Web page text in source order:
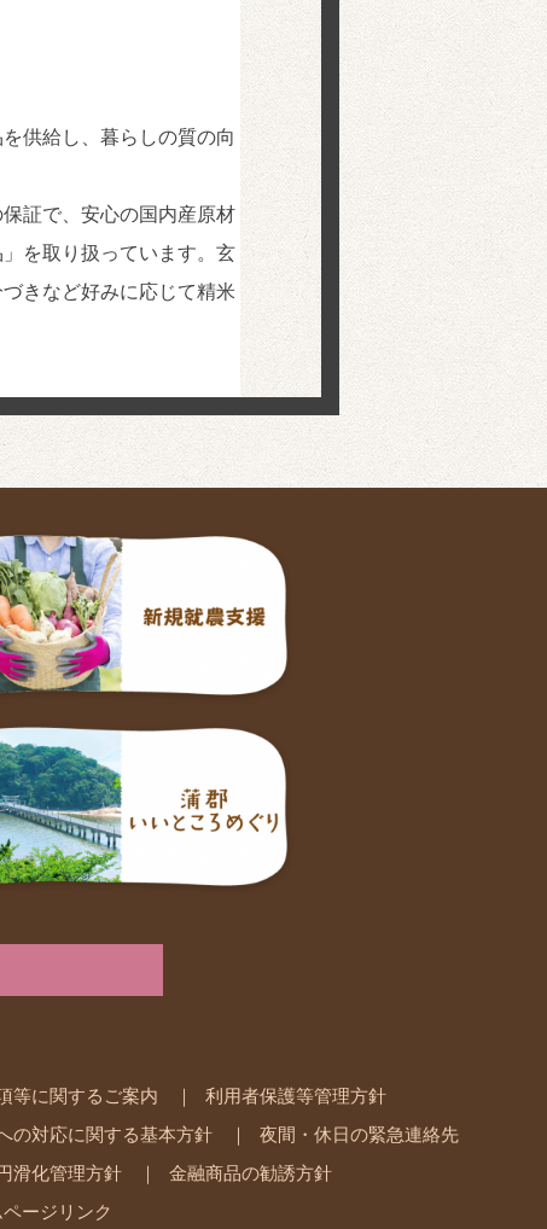
供給し、暮らしの質の向
証で、安心の国内産原材
を取り扱っています。玄
きなど好みに応じて精米
等に関するご案内 利用者保護等管理方針
の対応に関する基本方針 夜間・休日の緊急連絡先
滑化管理方針 金融商品の勧誘方針
ージリンク